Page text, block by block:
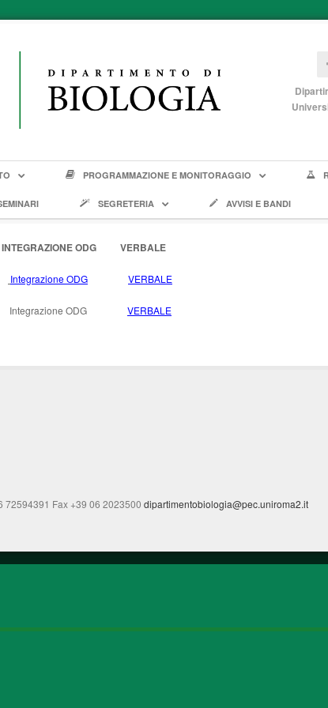
PROGRAMMAZIONE E MONITORAGGIO
SEGRETERIA AVVISI E BANDI
ODG VERBALE
Integrazione ODG VERBALE
ODG VERBALE
72594391 Fax +39 06 2023500 dipartimentobiologia@pec.uniroma2.it